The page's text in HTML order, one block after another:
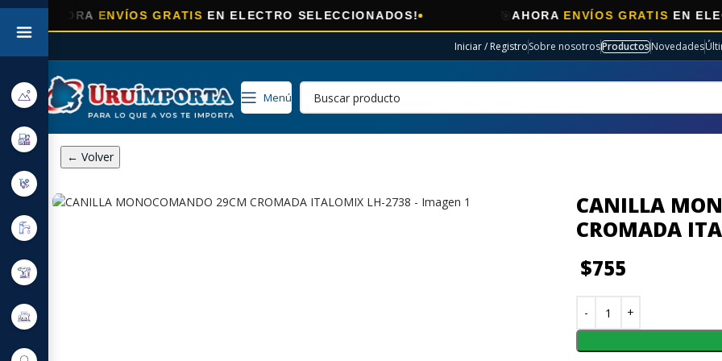
ENVÍOS GRATISEN ELECTRO SELECCIONADOS! ENVÍOS GRATISEN ELECTRO
Iniciar / RegistroSobre nosotrosProductosNovedades
Menú
← Volver
CANILLA
CROMADA
$755